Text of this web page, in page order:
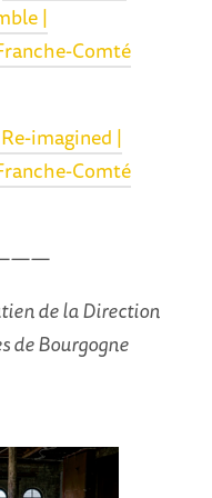
|
Comté
imagined |
Comté
de la Direction
de Bourgogne